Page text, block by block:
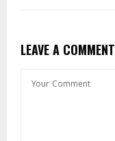
LEAVE A COMMENT